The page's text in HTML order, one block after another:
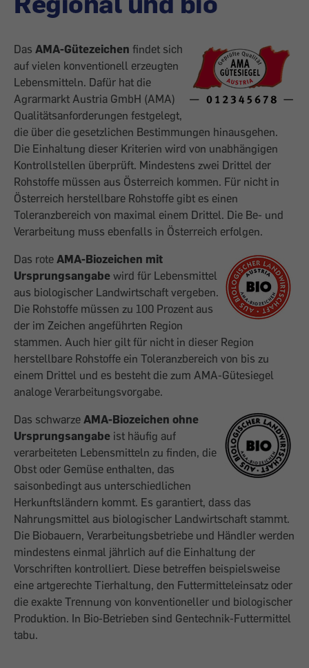
Das AMA-Gütezeichen findet sich
auf vielen konventionell erzeugten
Lebensmitteln. Dafür hat die
Agrarmarkt Austria GmbH (AMA)
Qualitätsanforderungen festgelegt,
die über die gesetzlichen Bestimmungen hinausgehen.
Die Einhaltung dieser Kriterien wird von unabhängigen
Kontrollstellen überprüft. Mindes­tens zwei Drittel der
Rohstoffe müssen aus Österreich kommen. Für nicht in
Österreich herstellbare Rohstoffe gibt es einen
Toleranzbereich von maximal einem Drittel. Die Be- und
Verarbeitung muss ebenfalls in Österreich erfolgen.
Das rote AMA-Biozeichen mit
Ursprungsangabe wird für Lebensmittel
aus biologischer Landwirtschaft vergeben.
Die Rohstoffe müssen zu 100 Prozent aus
der im Zeichen angeführten Region
stammen. Auch hier gilt für nicht in dieser Region
herstellbare Rohstoffe ein Toleranzbereich von bis zu
einem Drittel und es besteht die zum AMA-Gütesiegel
analoge Verarbeitungsvorgabe.
Das schwarze AMA-Biozeichen ohne
Ursprungsangabe ist häufig auf
verarbeiteten Lebensmitteln zu finden, die
Obst oder Gemüse enthalten, das
saisonbedingt aus unterschiedlichen
Herkunftsländern kommt. Es garantiert, dass das
Nahrungsmittel aus biologischer Landwirtschaft stammt.
Die Biobauern, Verarbeitungsbetriebe und Händler werden
mindestens einmal jährlich auf die Einhaltung der
Vorschriften kontrolliert. Diese betreffen beispielsweise
eine artgerechte Tierhaltung, den Futtermitteleinsatz oder
die exakte Trennung von konventioneller und biologischer
Produktion. In Bio-Betrieben sind Gentechnik-Futtermittel
tabu.